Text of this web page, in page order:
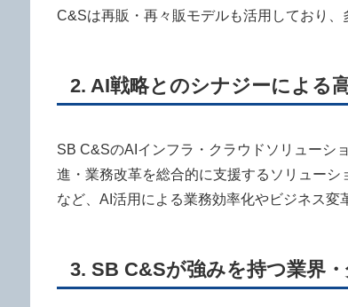
C&Sは再販・再々販モデルも活用しており
2. AI戦略とのシナジーによる
SB C&SのAIインフラ・クラウドソリューシ
進・業務改革を総合的に支援するソリュー
など、AI活用による業務効率化やビジネス変
3. SB C&Sが強みを持つ業界